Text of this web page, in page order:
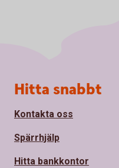
Sidfot
Hitta snabbt
Kontakta oss
Spärrhjälp
Hitta bankkontor